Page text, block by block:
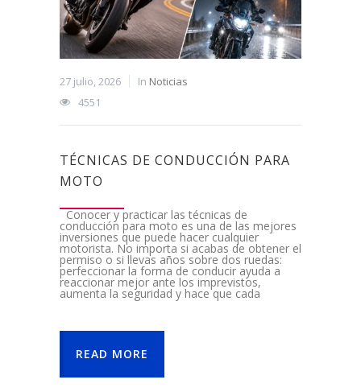
27 julio, 2026 In Noticias
4551
TÉCNICAS DE CONDUCCIÓN PARA
MOTO
Conocer y practicar las técnicas de
conducción para moto es una de las mejores
inversiones que puede hacer cualquier
motorista. No importa si acabas de obtener el
permiso o si llevas años sobre dos ruedas:
perfeccionar la forma de conducir ayuda a
reaccionar mejor ante los imprevistos,
aumenta la seguridad y hace que cada
READ MORE